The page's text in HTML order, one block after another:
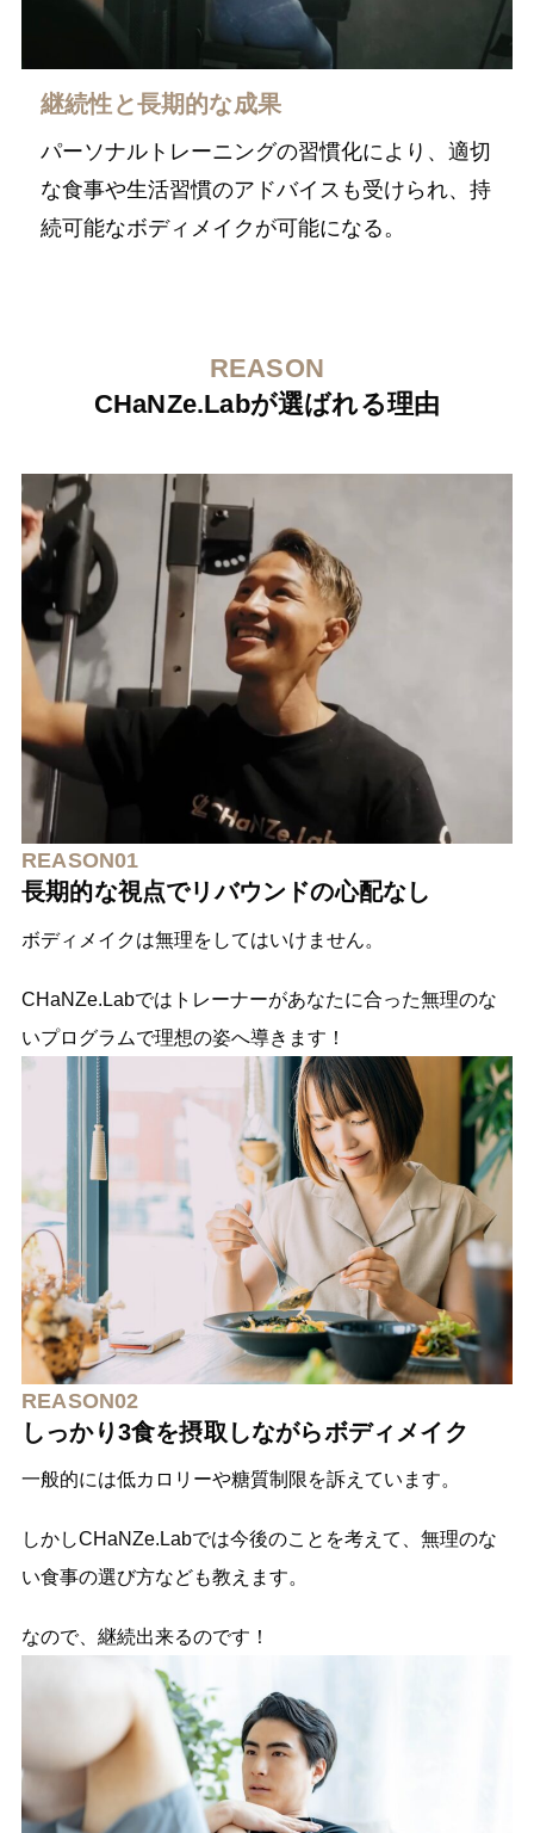
継続性と長期的な成果
パーソナルトレーニングの習慣化により、適切
な食事や生活習慣のアドバイスも受けられ、持
続可能なボディメイクが可能になる。
REASON
CHaNZe.Labが選ばれる理由
REASON01
長期的な視点でリバウンドの心配なし
ボディメイクは無理をしてはいけません。
CHaNZe.Labではトレーナーがあなたに合った無理のな
いプログラムで理想の姿へ導きます！
REASON02
しっかり3食を摂取しながらボディメイク
一般的には低カロリーや糖質制限を訴えています。
しかしCHaNZe.Labでは今後のことを考えて、無理のな
い食事の選び方なども教えます。
なので、継続出来るのです！